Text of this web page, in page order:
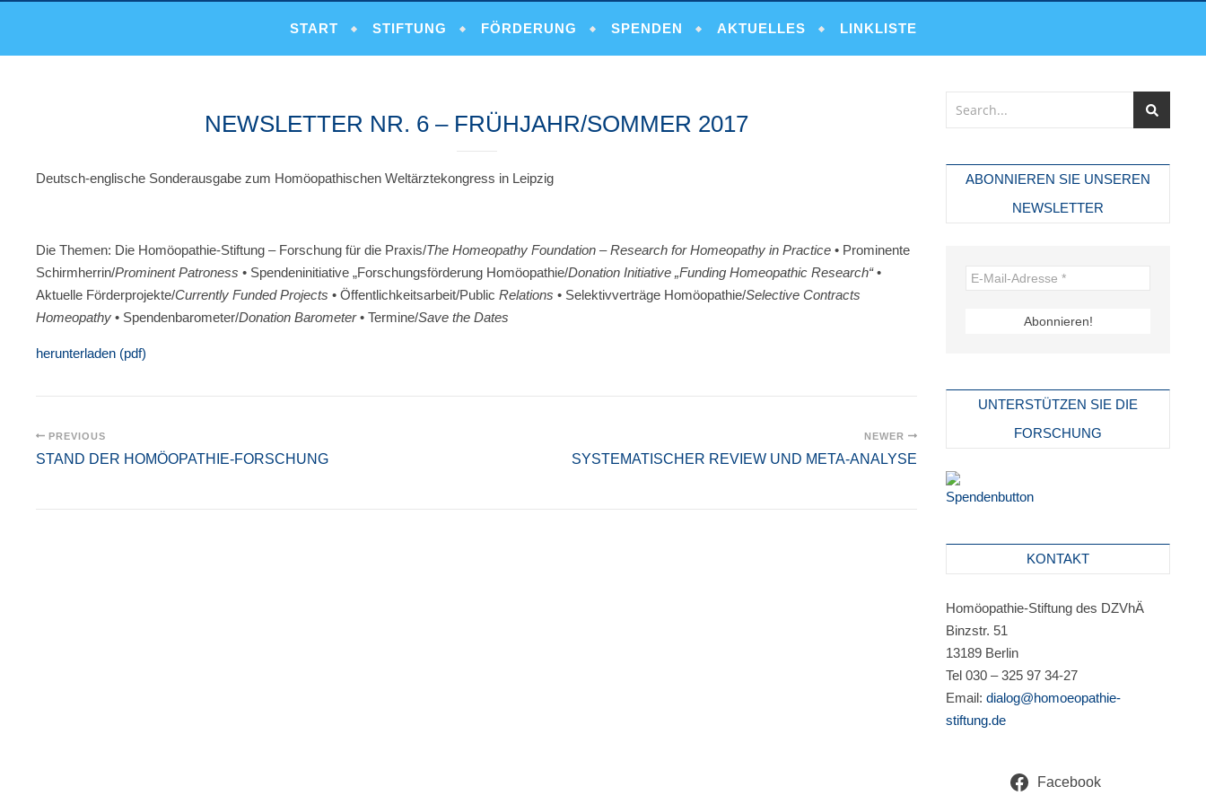
START STIFTUNG FÖRDERUNG SPENDEN AKTUELLES LINKLISTE
NEWSLETTER NR. 6 – FRÜHJAHR/SOMMER 2017
Deutsch-englische Sonderausgabe zum Homöopathischen Weltärztekongress in Leipzig
Die Themen: Die Homöopathie-Stiftung – Forschung für die Praxis/The Homeopathy Foundation –Research for Homeopathy in Practice • Prominente
Schirmherrin/Prominent Patroness • Spendeninitiative „Forschungsförderung Homöopathie/Donation Initiative „Funding Homeopathic Research“•
Aktuelle Förderprojekte/Currently Funded Projects • Öffentlichkeitsarbeit/Public Relations • Selektivverträge Homöopathie/Selective Contracts
Homeopathy • Spendenbarometer/Donation Barometer• Termine/Save the Dates
herunterladen (pdf)
PREVIOUS
STAND DER HOMÖOPATHIE-FORSCHUNG
NEWER
SYSTEMATISCHER REVIEW UND META-ANALYSE
ABONNIEREN SIE UNSEREN
NEWSLETTER
UNTERSTÜTZEN SIE DIE
FORSCHUNG
KONTAKT
Homöopathie-Stiftung des DZVhÄ
Binzstr. 51
13189 Berlin
Tel 030 – 325 97 34-27
Email: dialog@homoeopathie-
stiftung.de
Facebook